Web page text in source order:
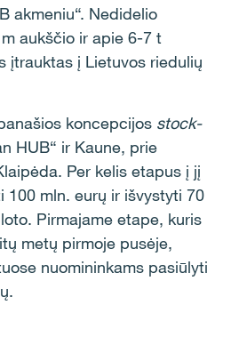
akmeniu“. Nedidelio
aukščio ir apie 6-7 t
įtrauktas į Lietuvos riedulių
koncepcijos stock-
HUB“ ir Kaune, prie
Per kelis etapus į jį
100 mln. eurų ir išvystyti 70
Pirmajame etape, kuris
metų pirmoje pusėje,
nuomininkams pasiūlyti